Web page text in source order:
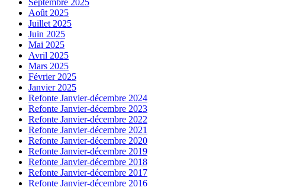
Septembre 2025
Août 2025
Juillet 2025
Juin 2025
Mai 2025
Avril 2025
Mars 2025
Février 2025
Janvier 2025
Refonte Janvier-décembre 2024
Refonte Janvier-décembre 2023
Refonte Janvier-décembre 2022
Refonte Janvier-décembre 2021
Refonte Janvier-décembre 2020
Refonte Janvier-décembre 2019
Refonte Janvier-décembre 2018
Refonte Janvier-décembre 2017
Refonte Janvier-décembre 2016